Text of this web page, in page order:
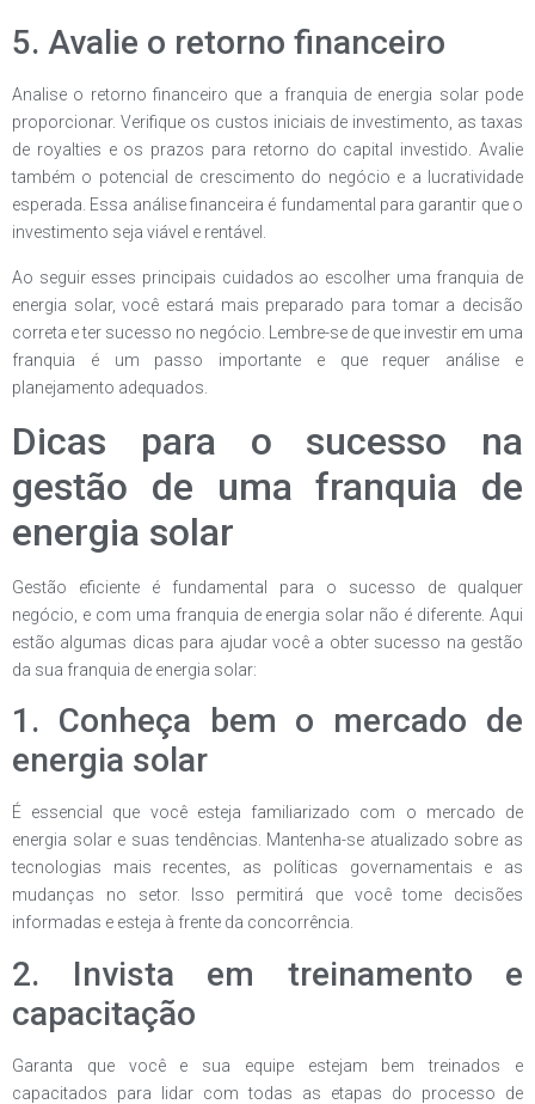
5. Avalie o retorno financeiro
Analise o retorno financeiro que a franquia de energia solar pode
proporcionar. Verifique os custos iniciais de investimento, as taxas
de royalties e os prazos para retorno do capital investido. Avalie
também o potencial de crescimento do negócio e a lucratividade
esperada. Essa análise financeira é fundamental para garantir que o
investimento seja viável e rentável.
Ao seguir esses principais cuidados ao escolher uma franquia de
energia solar, você estará mais preparado para tomar a decisão
correta e ter sucesso no negócio. Lembre-se de que investir em uma
franquia é um passo importante e que requer análise e
planejamento adequados.
Dicas para o sucesso na
gestão de uma franquia de
energia solar
Gestão eficiente é fundamental para o sucesso de qualquer
negócio, e com uma franquia de energia solar não é diferente. Aqui
estão algumas dicas para ajudar você a obter sucesso na gestão
da sua franquia de energia solar:
1. Conheça bem o mercado de
energia solar
É essencial que você esteja familiarizado com o mercado de
energia solar e suas tendências. Mantenha-se atualizado sobre as
tecnologias mais recentes, as políticas governamentais e as
mudanças no setor. Isso permitirá que você tome decisões
informadas e esteja à frente da concorrência.
2. Invista em treinamento e
capacitação
Garanta que você e sua equipe estejam bem treinados e
capacitados para lidar com todas as etapas do processo de